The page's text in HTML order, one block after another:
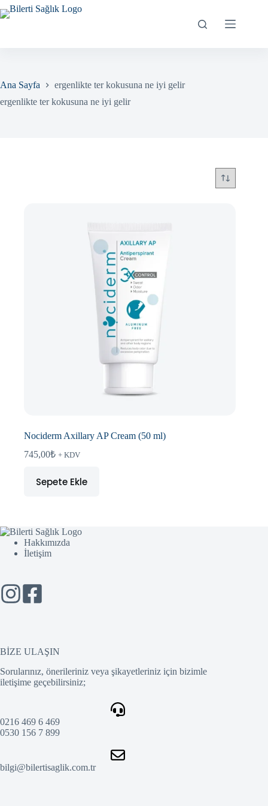
Skip
to
Ana Sayfa
ergenlikte ter kokusuna ne iyi gelir
ergenlikte ter kokusuna ne iyi gelir
Nociderm Axillary AP Cream (50 ml)
745,00₺ + KDV
Sepete Ekle
Hakkımızda
İletişim
BİZE ULAŞIN
Sorularınız, önerileriniz veya şikayetleriniz için bizimle
iletişime geçebilirsiniz;
0216 469 6 469
0530 156 7 899
bilgi@bilertisaglik.com.tr